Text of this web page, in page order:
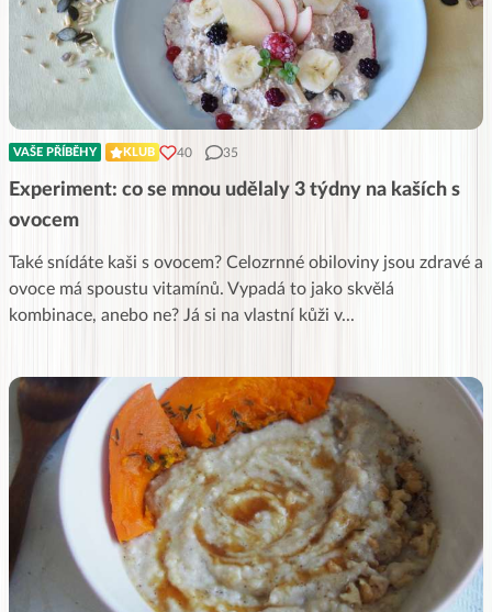
VAŠE PŘÍBĚHY KLUB 40 35
Experiment: co se mnou udělaly 3 týdny na kaších s
ovocem
Také snídáte kaši s ovocem? Celozrnné obiloviny jsou zdravé a
ovoce má spoustu vitamínů. Vypadá to jako skvělá
kombinace, anebo ne? Já si na vlastní kůži v...